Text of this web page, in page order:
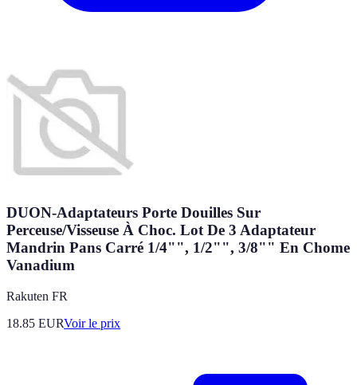
DUON-Adaptateurs Porte Douilles Sur
Perceuse/Visseuse À Choc. Lot De 3 Adaptateur
Mandrin Pans Carré 1/4"", 1/2"", 3/8"" En Chome
Vanadium
Rakuten FR
18.85 EURVoir le prix